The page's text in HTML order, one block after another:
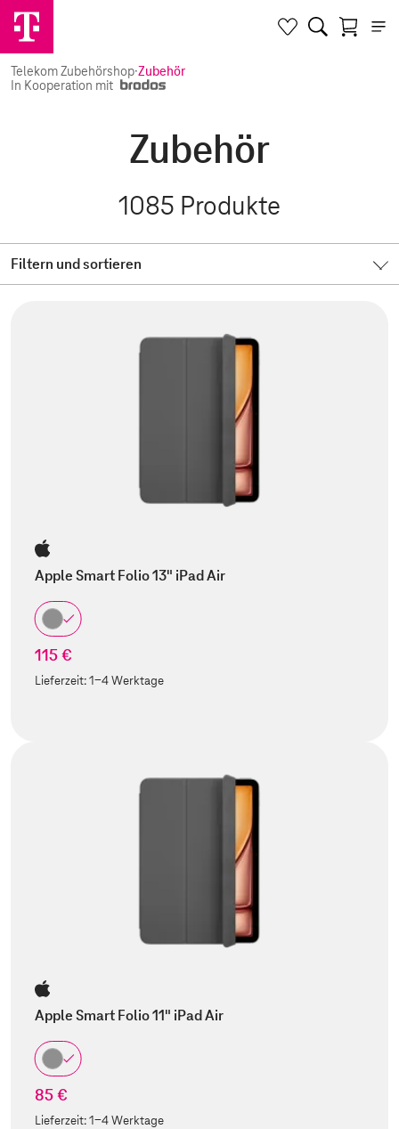
Telekom Zubehörshop·Zubehör
In Kooperation mit
Zubehör
1085 Produkte
Filtern und sortieren
Apple Smart Folio 13" iPad Air
115 €
Lieferzeit:1-4 Werktage
Apple Smart Folio 11" iPad Air
85 €
Lieferzeit:1-4 Werktage